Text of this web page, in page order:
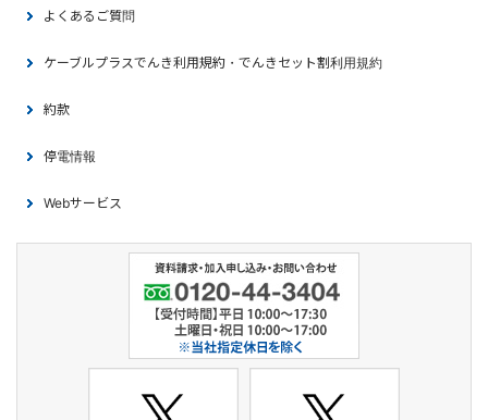
よくあるご質問
ケーブルプラスでんき利用規約・でんきセット割利用規約
約款
停電情報
Webサービス